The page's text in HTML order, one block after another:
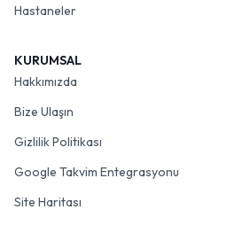
Hastaneler
KURUMSAL
Hakkımızda
Bize Ulaşın
Gizlilik Politikası
Google Takvim Entegrasyonu
Site Haritası